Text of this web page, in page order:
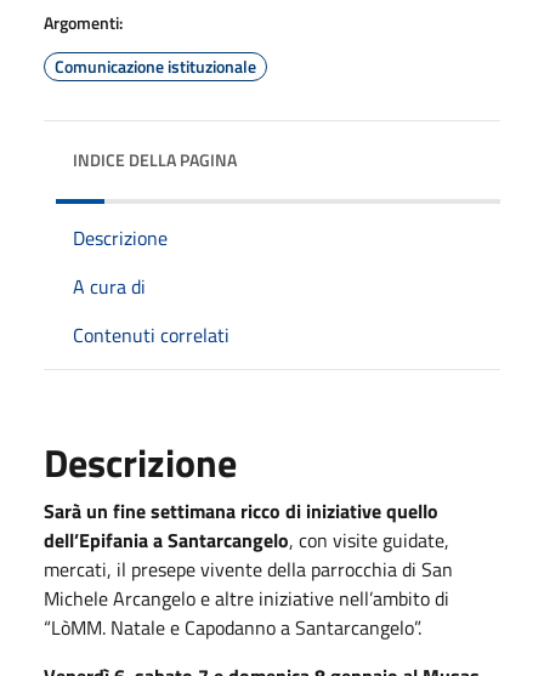
Argomenti:
Comunicazione istituzionale
INDICE DELLA PAGINA
Descrizione
A cura di
Contenuti correlati
Descrizione
Sarà un fine settimana ricco di iniziative quello
dell’Epifania a Santarcangelo, con visite guidate,
mercati, il presepe vivente della parrocchia di San
Michele Arcangelo e altre iniziative nell’ambito di
“LòMM. Natale e Capodanno a Santarcangelo”.